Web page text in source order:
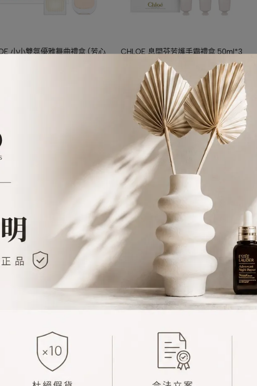
小小雙氛優雅舞曲禮盒 (芳心
CHLOE 息間芬芳護手霜禮盒 50ml*3
(北國雪松/木蘭詩語/檀香之夢)
已銷售：16
NT$1,650 NT$4,500
奧 J'adore 真我宣言淡香精禮
盒組 (淡香精/身體乳)
NT$820NT$1,030
Dior迪奧 Miss Dior 花漾女性淡香水
禮盒 100ml+10ml
已銷售：32
NT$4,850 NT$6,250